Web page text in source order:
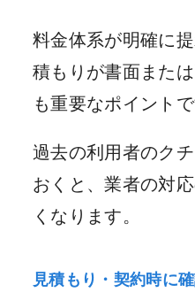
料金体系が明確に
積もりが書面また
も重要なポイントで
過去の利用者のク
おくと、業者の対
くなります。
見積もり・契約時に